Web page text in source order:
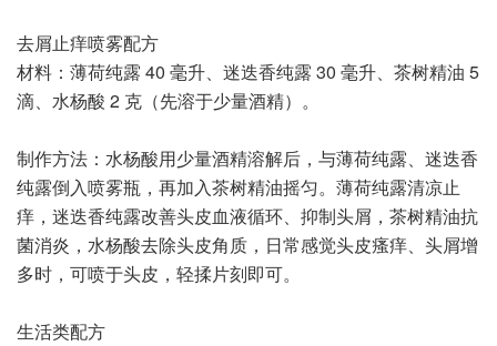
去屑止痒喷雾配方
材料：薄荷纯露 40 毫升、迷迭香纯露 30 毫升、茶树精油 5
滴、水杨酸 2 克（先溶于少量酒精）。
制作方法：水杨酸用少量酒精溶解后，与薄荷纯露、迷迭香
纯露倒入喷雾瓶，再加入茶树精油摇匀。薄荷纯露清凉止
痒，迷迭香纯露改善头皮血液循环、抑制头屑，茶树精油抗
菌消炎，水杨酸去除头皮角质，日常感觉头皮瘙痒、头屑增
多时，可喷于头皮，轻揉片刻即可。
生活类配方